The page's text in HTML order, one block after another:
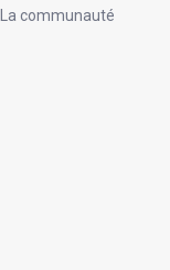
communauté